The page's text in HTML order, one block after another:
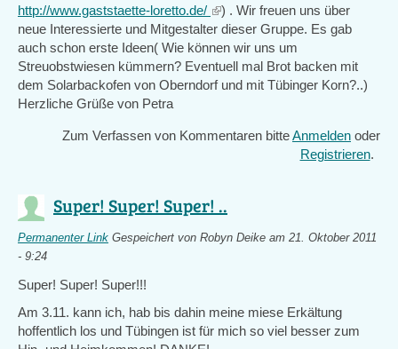
http://www.gaststaette-loretto.de/ (link
is
external)
) . Wir freuen uns über
neue Interessierte und Mitgestalter dieser Gruppe. Es gab
auch schon erste Ideen( Wie können wir uns um
Streuobstwiesen kümmern? Eventuell mal Brot backen mit
dem Solarbackofen von Oberndorf und mit Tübinger Korn?..)
Herzliche Grüße von Petra
Zum Verfassen von Kommentaren bitteAnmelden oder
Registrieren.
Super! Super! Super! ..
Permanenter Link Gespeichert von Robyn Deike am 21. Oktober 2011
- 9:24
Super! Super! Super!!!
Am 3.11. kann ich, hab bis dahin meine miese Erkältung
hoffentlich los und Tübingen ist für mich so viel besser zum